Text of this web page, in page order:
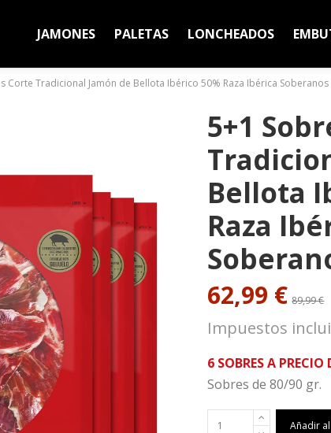
JAMONES PALETAS LONCHEADOS
Corte Tradicional Jamón de Bellota Ibérico 50% Raza Ibérica Soberanos
5+1
Bellota
Raza
62,99 € 89,99 €
Impuestos
6 SOBRES A PRECIO
Sobres de 80/90 gr.
Añadir